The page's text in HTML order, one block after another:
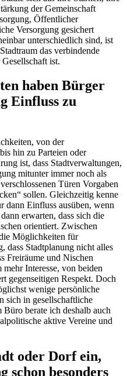
der Gemeinschaft
Öffentlicher
Versorgung gesichert
unterschiedlich sind, ist
das verbindende
ist.
haben Bürger
Einfluss zu
von der
hin zu Parteien oder
ist, dass Stadtverwaltungen,
mitunter immer noch als
Türen Vorgaben
sollen. Gleichzeitig kenne
dann Einfluss ausüben, wenn
erwarten, dass sich die
orientiert. Zwischen
Möglichkeiten für
dass Stadtplanung nicht alles
Freiräume und Nischen
Interesse, von beiden
gegenseitigen Respekt. Doch
wenige persönliche
sich in gesellschaftliche
berate ich deshalb auch
aktive Vereine und
oder Dorf ein,
schon besonders